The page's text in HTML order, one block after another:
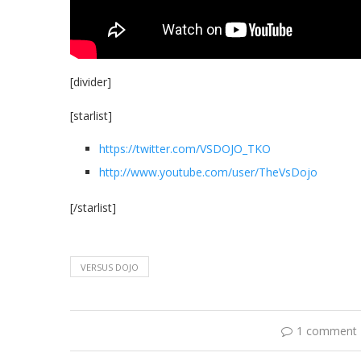
[divider]
[starlist]
https://twitter.com/VSDOJO_TKO
http://www.youtube.com/user/TheVsDojo
[/starlist]
VERSUS DOJO
1 comment